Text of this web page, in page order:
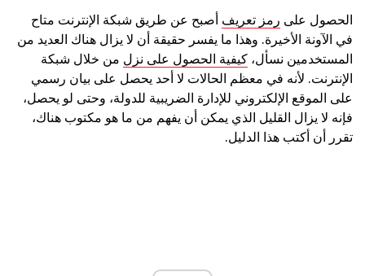
الحصول على رمز تعريف أصبح عن طريق شبكة الإنترنت متاح
في الآونة الأخيرة. وهذا ما يفسر حقيقة أن لا يزال هناك العديد من
المستخدمين نسأل، كيفية الحصول على نزل من خلال شبكة
الإنترنت. لأنه في معظم الحالات لا أحد يحصل على بيان رسمي
على الموقع الإلكتروني للإدارة الضريبية للدولة، وحتى لو يحصل،
فإنه لا يزال القليل الذي يمكن أن يفهم من ما هو مكتوب هناك،
تقرر أن أكتب هذا الدليل.